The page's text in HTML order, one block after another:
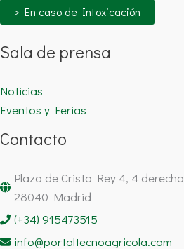
> En caso de Intoxicación
Sala de prensa
Noticias
Eventos y Ferias
Contacto
Plaza de Cristo Rey 4, 4 derecha
28040 Madrid
(+34) 915473515
info@portaltecnoagricola.com